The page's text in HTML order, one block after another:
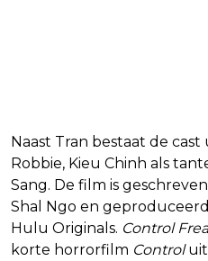
Naast Tran bestaat de cast
Robbie, Kieu Chinh als
Sang. De film is
Shal Ngo en
Hulu Originals. Control
korte horrorfilm Controluit